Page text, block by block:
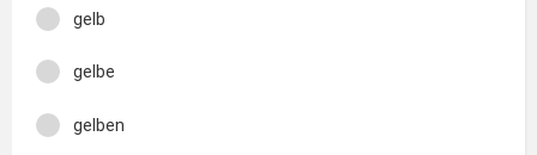
gelb
gelbe
gelben